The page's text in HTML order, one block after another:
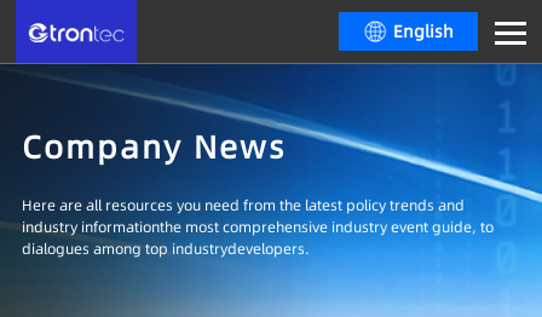
English
Company News
Here are all resources you need from the latest policy trends and
industry informationthe most comprehensive industry event guide, to
dialogues among top industrydevelopers.